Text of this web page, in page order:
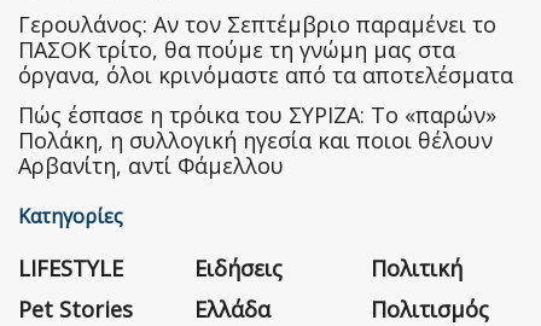
Γερουλάνος: Αν τον Σεπτέμβριο παραμένει το
ΠΑΣΟΚ τρίτο, θα πούμε τη γνώμη μας στα
όργανα, όλοι κρινόμαστε από τα αποτελέσματα
Πώς έσπασε η τρόικα του ΣΥΡΙΖΑ: Το «παρών»
Πολάκη, η συλλογική ηγεσία και ποιοι θέλουν
Αρβανίτη, αντί Φάμελλου
Κατηγορίες
LIFESTYLE
Pet Stories
Ειδήσεις
Ελλάδα
Πολιτική
Πολιτισμός